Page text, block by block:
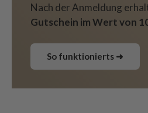
Nach der Anmeldung
Gutschein im Wert von
So funktionierts ➜